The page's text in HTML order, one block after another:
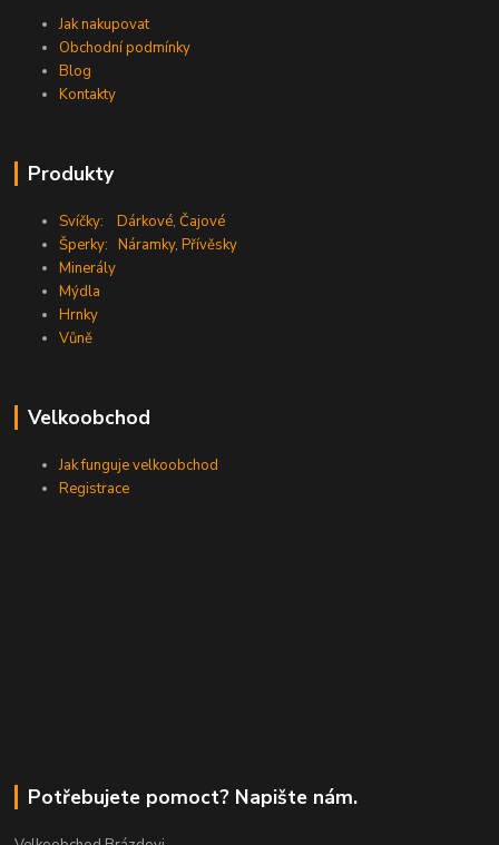
Jak nakupovat
Obchodní podmínky
Blog
Kontakty
Produkty
Svíčky: Dárkové,Čajové
Šperky: Náramky,Přívěsky
Minerály
Mýdla
Hrnky
Vůně
Velkoobchod
Jak funguje velkoobchod
Registrace
Potřebujete pomoct? Napište nám.